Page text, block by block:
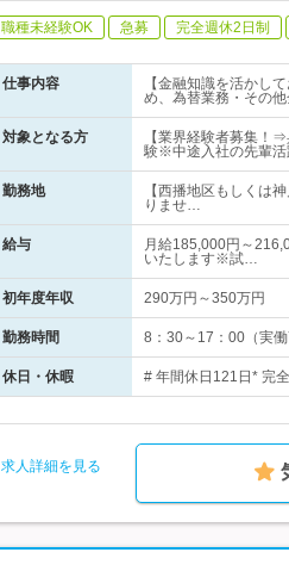
職種未経験OK 急募 完全週休2日制
仕事内容
【金融知識を活かし
め、為替業務・その
対象となる方
【業界経験者募集！
験※中途入社の先輩
勤務地
【西播地区もしくは
りませ…
給与
月給185,000円～
いたします※試…
初年度年収 290万円～350万円
勤務時間 8：30～17：00（実
休日・休暇 # 年間休日121日* 完
求人詳細を見る